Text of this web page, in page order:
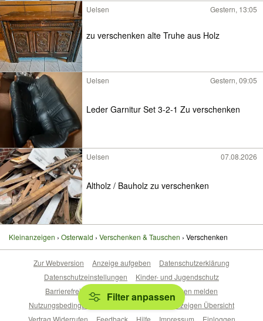
Uelsen Gestern, 13:05
zu verschenken alte Truhe aus Holz
Uelsen Gestern, 09:05
Leder Garnitur Set 3-2-1 Zu verschenken
Uelsen 07.08.2026
Altholz / Bauholz zu verschenken
Kleinanzeigen Osterwald Verschenken & Tauschen Verschenken
Filter anpassen
Zur Webversion Anzeige aufgeben
Datenschutzerklärung
Datenschutzeinstellungen
Kinder- und Jugendschutz
Barrierefreiheitserklärung
Sicherheitslücken melden
Nutzungsbedingungen
Beliebte Suchen
Anzeigen Übersicht
Vertrag Widerrufen
Feedback Hilfe Impressum Einloggen